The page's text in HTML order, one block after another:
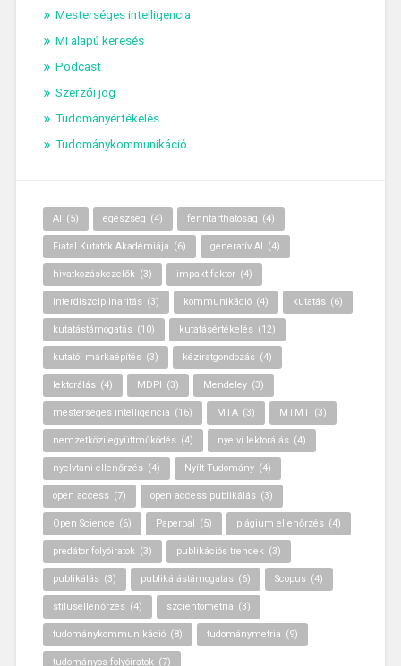
Mesterséges intelligencia
MI alapú keresés
Podcast
Szerzői jog
Tudományértékelés
Tudománykommunikáció
AI (5) egészség (4) fenntarthatóság (4)
Fiatal Kutatók Akadémiája (6) generatív AI (4)
hivatkozáskezelők (3) impakt faktor (4)
interdiszciplinaritás (3) kommunikáció (4) kutatás (6)
kutatástámogatás (10) kutatásértékelés (12)
kutatói márkaépítés (3) kéziratgondozás (4)
lektorálás (4) MDPI (3) Mendeley (3)
mesterséges intelligencia (16) MTA (3) MTMT (3)
nemzetközi együttműködés (4) nyelvi lektorálás (4)
nyelvtani ellenőrzés (4) Nyílt Tudomány (4)
open access (7) open access publikálás (3)
Open Science (6) Paperpal (5) plágium ellenőrzés (4)
predátor folyóiratok (3) publikációs trendek (3)
publikálás (3) publikálástámogatás (6) Scopus (4)
stílusellenőrzés (4) szcientometria (3)
tudománykommunikáció (8) tudománymetria (9)
tudományos folyóiratok (7)